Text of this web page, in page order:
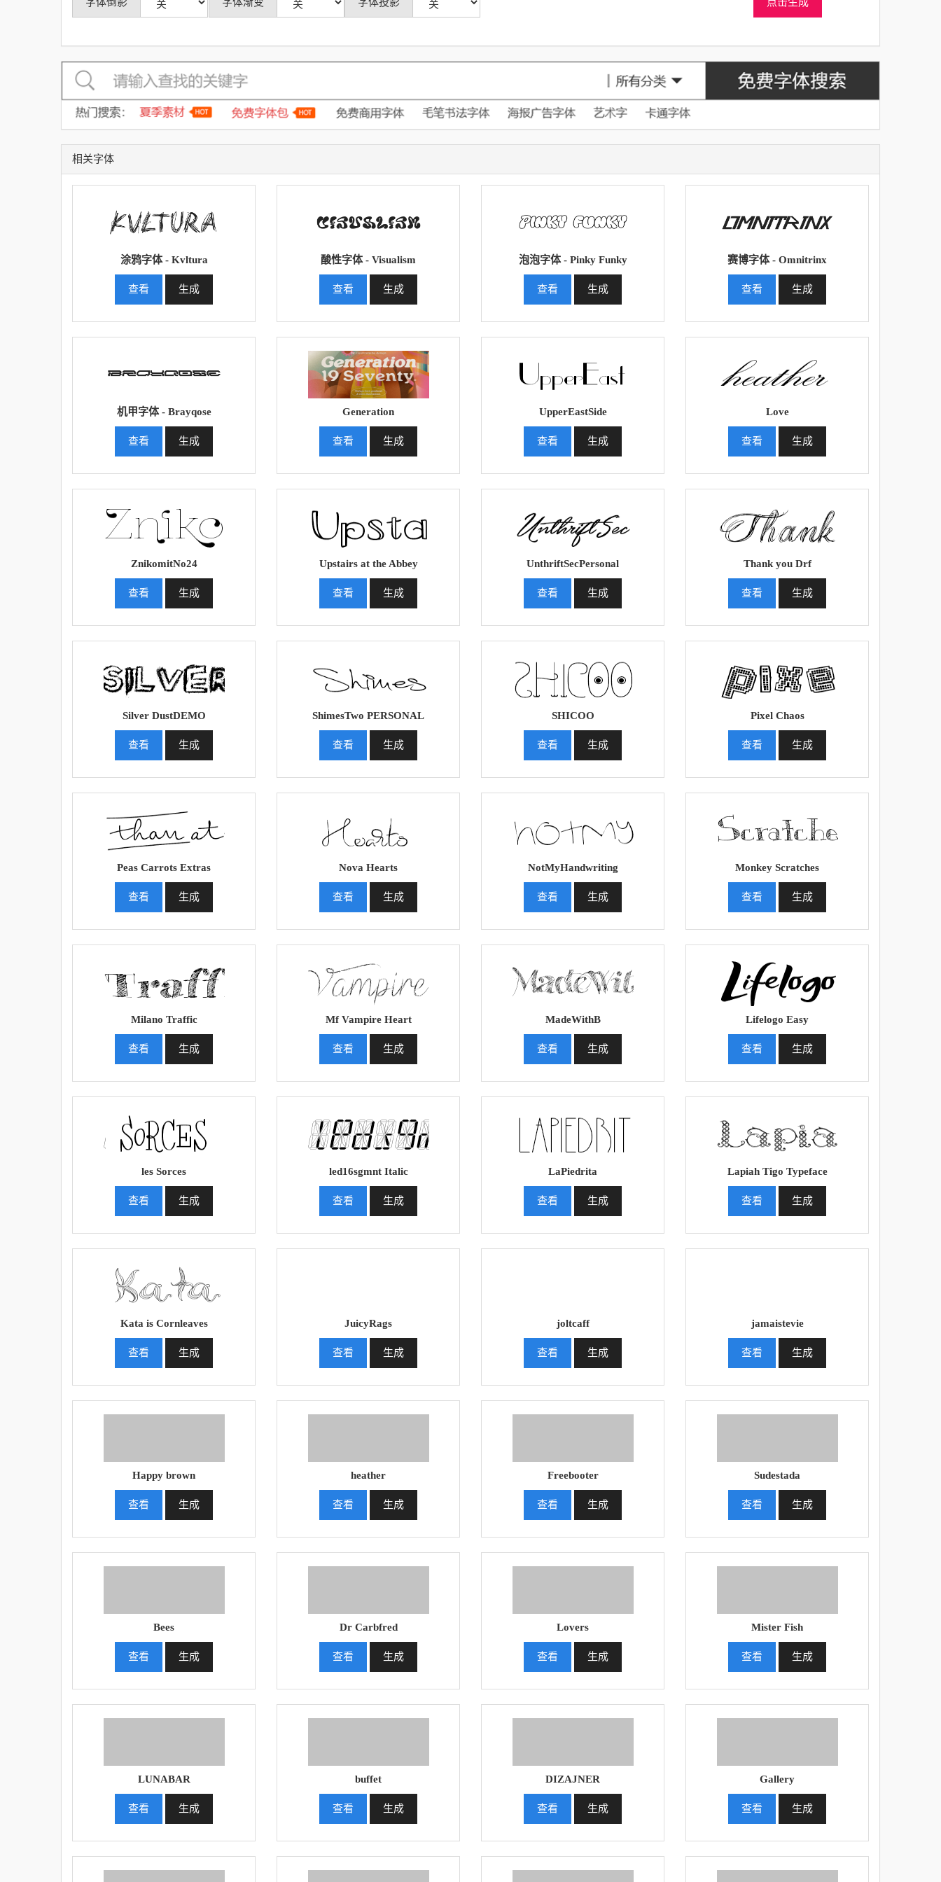
相关字体
涂鸦字体 - Kvltura
查看 生成
酸性字体 - Visualism
查看 生成
泡泡字体 - Pinky Funky
查看 生成
赛博字体 - Omnitrinx
查看 生成
机甲字体 - Brayqose
查看 生成
Generation
查看 生成
UpperEastSide
查看 生成
Love
查看 生成
ZnikomitNo24
查看 生成
Upstairs at the Abbey
查看 生成
UnthriftSecPersonal
查看 生成
Thank you Drf
查看 生成
Silver DustDEMO
查看 生成
ShimesTwo PERSONAL
查看 生成
SHICOO
查看 生成
Pixel Chaos
查看 生成
Peas Carrots Extras
查看 生成
Nova Hearts
查看 生成
NotMyHandwriting
查看 生成
Monkey Scratches
查看 生成
Milano Traffic
查看 生成
Mf Vampire Heart
查看 生成
MadeWithB
查看 生成
Lifelogo Easy
查看 生成
les Sorces
查看 生成
led16sgmnt Italic
查看 生成
LaPiedrita
查看 生成
Lapiah Tigo Typeface
查看 生成
Kata is Cornleaves
查看 生成
JuicyRags
查看 生成
joltcaff
查看 生成
jamaistevie
查看 生成
Happy brown
查看 生成
heather
查看 生成
Freebooter
查看 生成
Sudestada
查看 生成
Bees
查看 生成
Dr Carbfred
查看 生成
Lovers
查看 生成
Mister Fish
查看 生成
LUNABAR
查看 生成
buffet
查看 生成
DIZAJNER
查看 生成
Gallery
查看 生成